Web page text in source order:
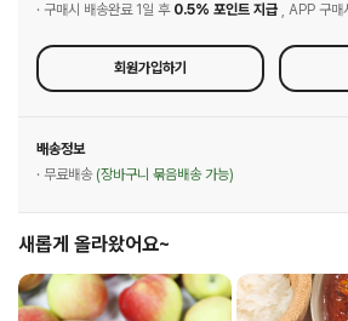
· 구매시 배송완료 1일 후 0.5% 포인트 지급 , APP 구매
회원가입하기
배송정보
· 무료배송 (장바구니 묶음배송 가능)
새롭게 올라왔어요~